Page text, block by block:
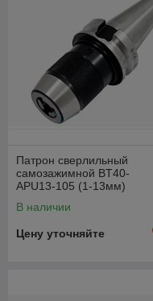
Патрон сверлильный
самозажимной BT40-
APU13-105 (1-13мм)
В наличии
Цену уточняйте